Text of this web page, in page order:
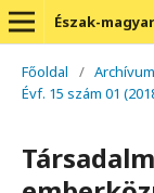
Észak-
Főoldal / Archívum
Évf. 15 szám 01